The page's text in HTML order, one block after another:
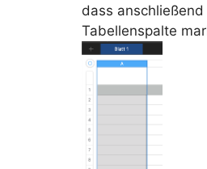
dass
Tabellenspalte